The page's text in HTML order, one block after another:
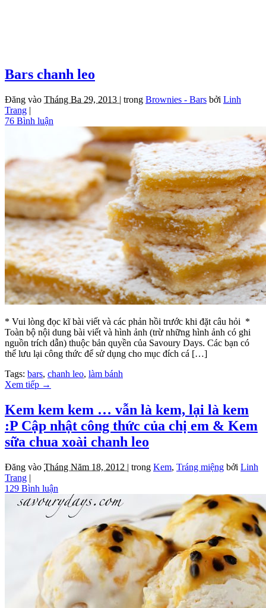
Bars chanh leo
Đăng vào Tháng Ba 29, 2013 | trong Brownies - Bars bởi Linh
Trang |
76 Bình luận
* Vui lòng đọc kĩ bài viết và các phản hồi trước khi đặt câu hỏi *
Toàn bộ nội dung bài viết và hình ảnh (trừ những hình ảnh có ghi
nguồn trích dẫn) thuộc bản quyền của Savoury Days. Các bạn có
thể lưu lại công thức để sử dụng cho mục đích cá […]
Tags: bars, chanh leo, làm bánh
Xem tiếp →
Kem kem kem … vẫn là kem, lại là kem
:P Cập nhật công thức của chị em & Kem
sữa chua xoài chanh leo
Đăng vào Tháng Năm 18, 2012 | trong Kem, Tráng miệng bởi Linh
Trang |
129 Bình luận